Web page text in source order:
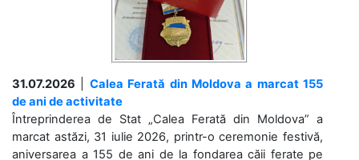
31.07.2026
Calea Ferată din Moldova a marcat 155
de ani de activitate
Întreprinderea de Stat „Calea Ferată din Moldova” a
marcat astăzi, 31 iulie 2026, printr-o ceremonie festivă,
aniversarea a 155 de ani de la fondarea căii ferate pe